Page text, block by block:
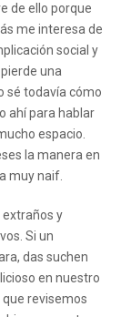
de ello porque
me interesa de
social y
una
sé todavía cómo
ahí para hablar
espacio.
la manera en
muy naif.
extraños y
Si un
das suchen
en nuestro
revisemos